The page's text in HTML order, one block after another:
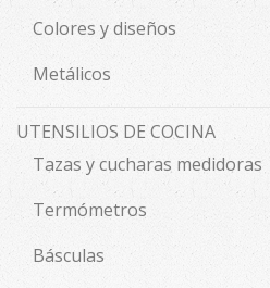
Colores y diseños
Metálicos
UTENSILIOS DE COCINA
Tazas y cucharas medidoras
Termómetros
Básculas